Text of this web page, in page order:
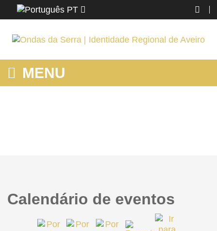
PT
MENU
Calendário de eventos